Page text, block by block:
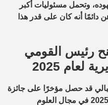
وتحمل مسئوليات أكبر
أنه كان على قدر هذا
رئيس القومي
لعام 2025
قد حصل مؤخرًا على جائزة
جامعة عين شمس التقديرية لعام 2025 في مجال العلوم